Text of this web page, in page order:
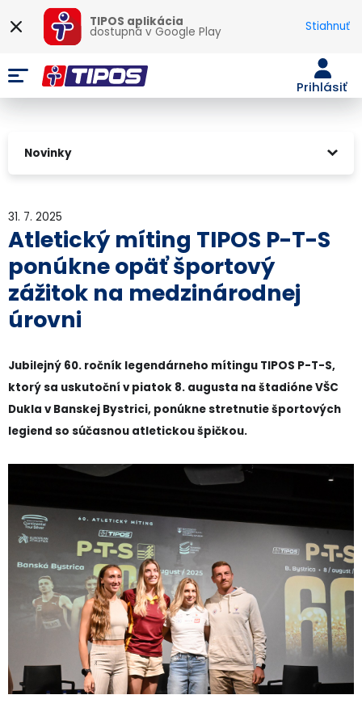
TIPOS aplikácia
dostupná vGoogle Play Stiahnuť
Prihlásiť
Novinky
31. 7. 2025
Atletický míting TIPOS P-T-S
ponúkne opäť športový
zážitok na medzinárodnej
úrovni
Jubilejný 60. ročník legendárneho mítingu TIPOS P-T-S,
ktorý sa uskutoční v piatok 8. augusta na štadióne VŠC
Dukla v Banskej Bystrici, ponúkne stretnutie športových
legiend so súčasnou atletickou špičkou.